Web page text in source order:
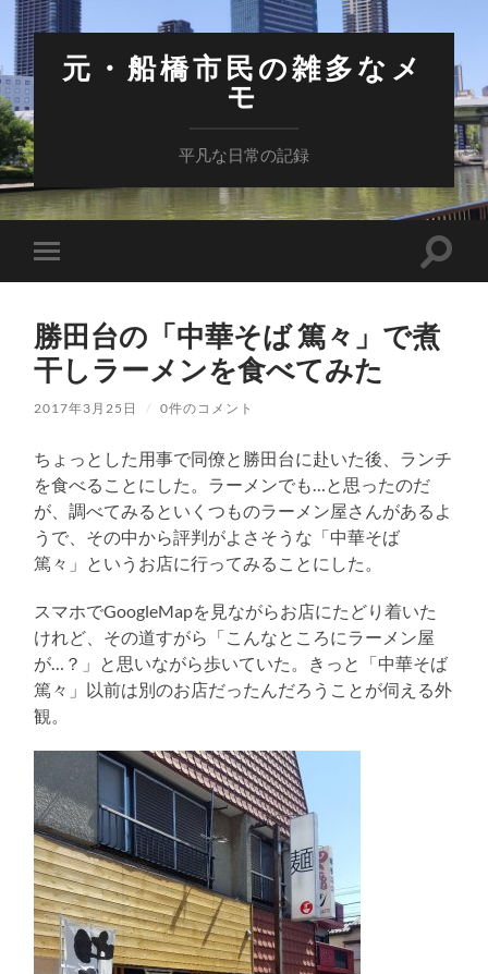
元・船橋市民の雑多なメ
モ
平凡な日常の記録
モ
バ
ル
メ
ニ
ュ
を
替
え
る
検
ー
ル
え
る
勝田台の「中華そば 篤々」で煮
干しラーメンを食べてみた
2017年3月25日 / 0件のコメント
ちょっとした用事で同僚と勝田台に赴いた後、ランチ
を食べることにした。ラーメンでも…と思ったのだ
が、調べてみるといくつものラーメン屋さんがあるよ
うで、その中から評判がよさそうな「中華そば
篤々」というお店に行ってみることにした。
スマホでGoogleMapを見ながらお店にたどり着いた
けれど、その道すがら「こんなところにラーメン屋
が…？」と思いながら歩いていた。きっと「中華そば
篤々」以前は別のお店だったんだろうことが伺える外
観。